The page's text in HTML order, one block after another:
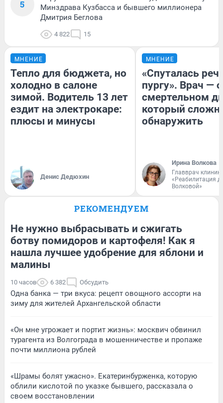
5
Минздрава Кузбасса и бывшего миллионера
Дмитрия Беглова
4 822 15
МНЕНИЕ
Тепло для бюджета, но
холодно в салоне
зимой. Водитель 13 лет
ездит на электрокаре:
плюсы и минусы
Денис Дедюхин
МНЕНИЕ
«Спуталась
пургу». Врач — о
смертельном
который
обнаружить
Ирина Волкова
Главврач
«Реабилитация
Волковой»
РЕКОМЕНДУЕМ
Не нужно выбрасывать и сжигать
ботву помидоров и картофеля! Как я
нашла лучшее удобрение для яблони и
малины
10 часов 6 382 Обсудить
Одна банка — три вкуса: рецепт овощного ассорти на
зиму для жителей Архангельской области
«Он мне угрожает и портит жизнь»: москвич обвинил
турагента из Волгограда в мошенничестве и пропаже
почти миллиона рублей
«Шрамы болят ужасно». Екатеринбурженка, которую
облили кислотой по указке бывшего, рассказала о
своем восстановлении